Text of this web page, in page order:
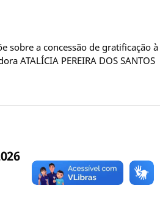
sobre a concessão de gratificação à
ATALÍCIA PEREIRA DOS SANTOS